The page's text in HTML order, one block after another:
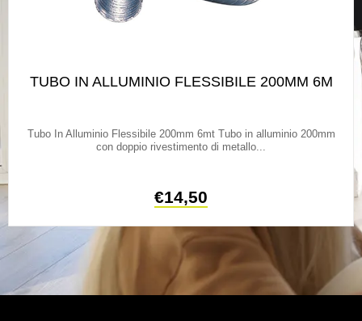
TUBO IN ALLUMINIO FLESSIBILE 200MM 6M
Tubo In Alluminio Flessibile 200mm 6mt Tubo in alluminio 200mm
con doppio rivestimento di metallo...
€14,50